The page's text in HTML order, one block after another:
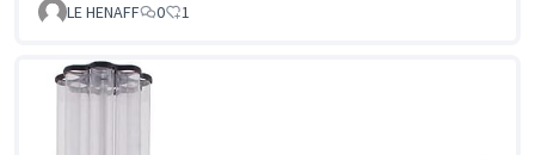
LE HENAFF
0 1